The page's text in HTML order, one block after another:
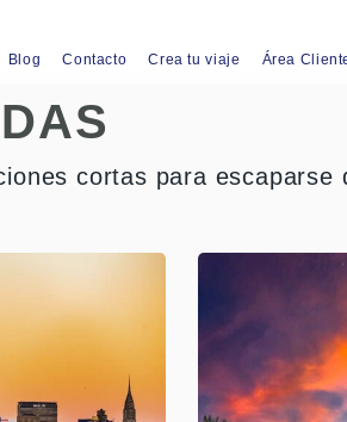
Blog Contacto Crea tu viaje Área
cortas para escaparse